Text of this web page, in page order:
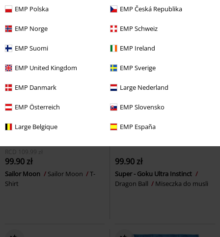
EMP Polska EMP Česká Republika
EMP Norge EMP Schweiz
EMP Suomi EMP Ireland
EMP United Kingdom EMP Sverige
EMP Danmark Large Nederland
EMP Österreich EMP Slovensko
Large Belgique EMP España
Pop!
RCD 109.99 zł
99.90 zł
Sailor Moon Sailor Moon
T-
Shirt
99.90 zł
Super - Goku Ultra Instinct
Dragon Ball
Miseczka do musli